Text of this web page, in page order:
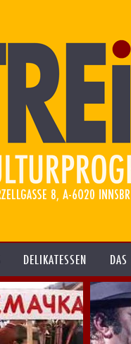
DELIKATESSEN